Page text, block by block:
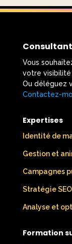
Vous
votre visibilité
Ou déléguez
Contactez-
Expertises
Identité de
Gestion et
Campagnes
Stratégie
Analyse et
Formation